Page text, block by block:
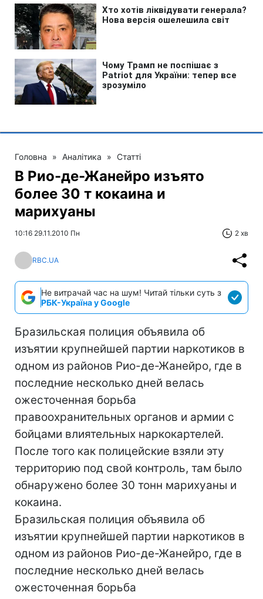
Головна » Аналітика » Статті
В Рио-де-Жанейро изъято
более 30 т кокаина и
марихуаны
10:16 29.11.2010 Пн 2 хв
RBC.UA
Не витрачай час на шум! Читай тільки суть з
РБК-Україна у Google
Бразильская полиция объявила об
изъятии крупнейшей партии наркотиков в
одном из районов Рио-де-Жанейро, где в
последние несколько дней велась
ожесточенная борьба
правоохранительных органов и армии с
бойцами влиятельных наркокартелей.
После того как полицейские взяли эту
территорию под свой контроль, там было
обнаружено более 30 тонн марихуаны и
кокаина.
Бразильская полиция объявила об
изъятии крупнейшей партии наркотиков в
одном из районов Рио-де-Жанейро, где в
последние несколько дней велась
ожесточенная борьба